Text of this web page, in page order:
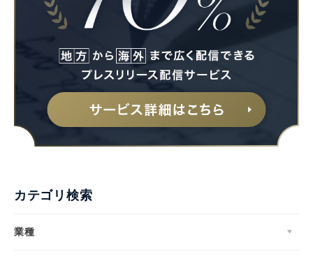
カテゴリ検索
業種